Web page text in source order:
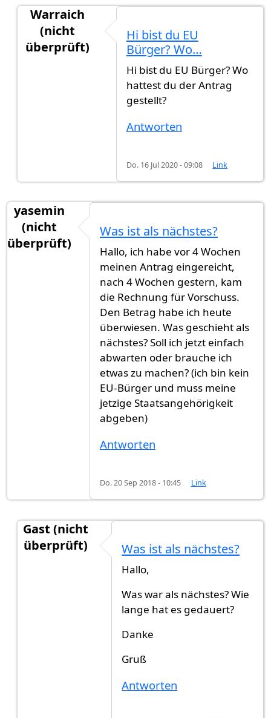
Warraich
(nicht
überprüft)
Hi bist du EU
Bürger? Wo…
Hi bist du EU Bürger? Wo
hattest du der Antrag
gestellt?
Antworten
Do. 16 Jul 2020 - 09:08 Link
yasemin
(nicht
überprüft)
Was ist als nächstes?
Hallo, ich habe vor 4 Wochen
meinen Antrag eingereicht,
nach 4 Wochen gestern, kam
die Rechnung für Vorschuss.
Den Betrag habe ich heute
überwiesen. Was geschieht als
nächstes? Soll ich jetzt einfach
abwarten oder brauche ich
etwas zu machen? (ich bin kein
EU-Bürger und muss meine
jetzige Staatsangehörigkeit
abgeben)
Antworten
Do. 20 Sep 2018 - 10:45 Link
Gast (nicht
überprüft)
Was ist als nächstes?vonyasemin
Was ist als nächstes?
Hallo,
Was war als nächstes? Wie
lange hat es gedauert?
Danke
Gruß
Antworten